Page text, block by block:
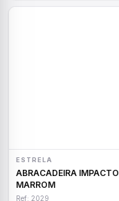
ESTRELA
ABRACADEIRA IMPACTO 1"
MARROM
Ref: 2029